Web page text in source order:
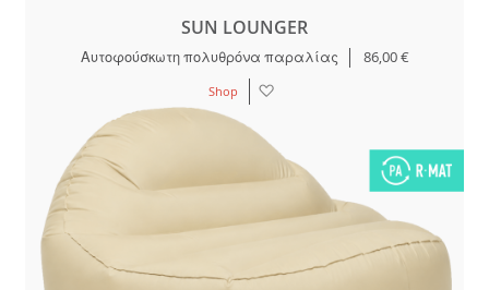
SUN LOUNGER
Αυτοφούσκωτη πολυθρόνα παραλίας 86,00 €
Shop